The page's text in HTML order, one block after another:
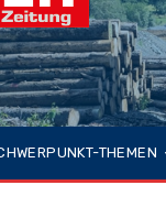
THEMEN